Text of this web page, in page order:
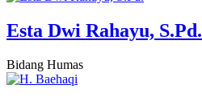
Esta Dwi Rahayu, S.Pd.
Bidang Humas